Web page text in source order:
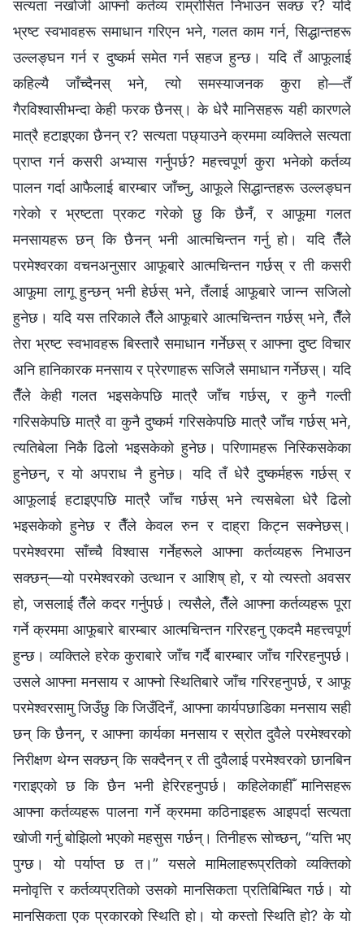
सत्यता नखोजी आफ्नो कर्तव्य राम्रोसित निभाउन सक्छ र? यदि
भ्रष्ट स्वभावहरू समाधान गरिएन भने, गलत काम गर्न, सिद्धान्तहरू
उल्लङ्घन गर्न र दुष्कर्म समेत गर्न सहज हुन्छ। यदि तँ आफूलाई
कहिल्यै जाँच्दैनस् भने, त्यो समस्याजनक कुरा हो—तँ
गैरविश्‍वासीभन्दा केही फरक छैनस्। के धेरै मानिसहरू यही कारणले
मात्रै हटाइएका छैनन् र? सत्यता पछ्याउने क्रममा व्यक्तिले सत्यता
प्राप्त गर्न कसरी अभ्यास गर्नुपर्छ? महत्त्वपूर्ण कुरा भनेको कर्तव्य
पालन गर्दा आफैलाई बारम्बार जाँच्नु, आफूले सिद्धान्तहरू उल्लङ्घन
गरेको र भ्रष्टता प्रकट गरेको छु कि छैनँ, र आफूमा गलत
मनसायहरू छन् कि छैनन् भनी आत्मचिन्तन गर्नु हो। यदि तैँले
परमेश्‍वरका वचनअनुसार आफूबारे आत्मचिन्तन गर्छस् र ती कसरी
आफूमा लागू हुन्छन् भनी हेर्छस् भने, तँलाई आफूबारे जान्न सजिलो
हुनेछ। यदि यस तरिकाले तैँले आफूबारे आत्मचिन्तन गर्छस् भने, तैँले
तेरा भ्रष्ट स्वभावहरू बिस्तारै समाधान गर्नेछस् र आफ्ना दुष्ट विचार
अनि हानिकारक मनसाय र प्रेरणाहरू सजिलै समाधान गर्नेछस्। यदि
तैँले केही गलत भइसकेपछि मात्रै जाँच गर्छस्, र कुनै गल्ती
गरिसकेपछि मात्रै वा कुनै दुष्कर्म गरिसकेपछि मात्रै जाँच गर्छस् भने,
त्यतिबेला निकै ढिलो भइसकेको हुनेछ। परिणामहरू निस्किसकेका
हुनेछन्, र यो अपराध नै हुनेछ। यदि तँ धेरै दुष्कर्महरू गर्छस् र
आफूलाई हटाइएपछि मात्रै जाँच गर्छस् भने त्यसबेला धेरै ढिलो
भइसकेको हुनेछ र तैँले केवल रुन र दाह्रा किट्न सक्नेछस्।
परमेश्‍वरमा साँच्चै विश्‍वास गर्नेहरूले आफ्ना कर्तव्यहरू निभाउन
सक्छन्—यो परमेश्‍वरको उत्थान र आशिष् हो, र यो त्यस्तो अवसर
हो, जसलाई तैँले कदर गर्नुपर्छ। त्यसैले, तैँले आफ्ना कर्तव्यहरू पूरा
गर्ने क्रममा आफूबारे बारम्बार आत्मचिन्तन गरिरहनु एकदमै महत्त्वपूर्ण
हुन्छ। व्यक्तिले हरेक कुराबारे जाँच गर्दै बारम्बार जाँच गरिरहनुपर्छ।
उसले आफ्ना मनसाय र आफ्नो स्थितिबारे जाँच गरिरहनुपर्छ, र आफू
परमेश्‍वरसामु जिउँछु कि जिउँदिनँ, आफ्ना कार्यपछाडिका मनसाय सही
छन् कि छैनन्, र आफ्ना कार्यका मनसाय र स्रोत दुवैले परमेश्‍वरको
निरीक्षण थेग्‍न सक्छन् कि सक्दैनन् र ती दुवैलाई परमेश्‍वरको छानबिन
गराइएको छ कि छैन भनी हेरिरहनुपर्छ। कहिलेकाहीँ मानिसहरू
आफ्ना कर्तव्यहरू पालना गर्ने क्रममा कठिनाइहरू आइपर्दा सत्यता
खोजी गर्नु बोझिलो भएको महसुस गर्छन्। तिनीहरू सोच्छन्, “यत्ति भए
पुग्छ। यो पर्याप्त छ त।” यसले मामिलाहरूप्रतिको व्यक्तिको
मनोवृत्ति र कर्तव्यप्रतिको उसको मानसिकता प्रतिबिम्बित गर्छ। यो
मानसिकता एक प्रकारको स्थिति हो। यो कस्तो स्थिति हो? के यो